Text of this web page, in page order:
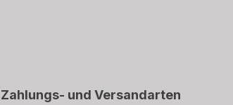
Zahlungs- und Versandarten